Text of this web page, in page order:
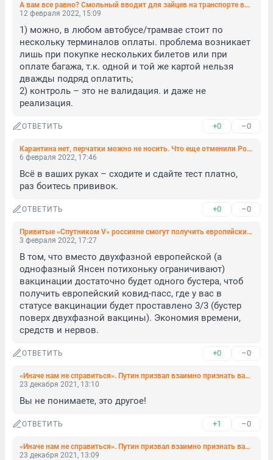
А вам все равно? Смольный вводит для зайцев на транспорте волчьи штрафы
12 февраля 2022, 15:09
1) можно, в любом автобусе/трамвае стоит по
нескольку терминалов оплаты. проблема возникает
лишь при покупке нескольких билетов или при
оплате багажа, т.к. одной и той же картой нельзя
дважды подряд оплатить;
2) контроль – это не валидация. и даже не
реализация.
ОТВЕТИТЬ +0 –0
Карантина нет, перчатки можно не носить. Что еще отменили Роспотребнадзор и Минздрав
6 февраля 2022, 17:46
Всё в ваших руках – сходите и сдайте тест платно,
раз боитесь прививок.
ОТВЕТИТЬ +0 –0
Привитые «Спутником V» россияне смогут получить европейский сертификат о вакцинации после бустера
3 февраля 2022, 17:27
В том, что вместо двухфазной европейской (а
однофазный Янсен потихоньку ограничивают)
вакцинации достаточно будет одного бустера, чтоб
получить европейский ковид-пасс, где у вас в
статусе вакцинации будет проставлено 3/3 (бустер
поверх двухфазной вакцины). Экономия времени,
средств и нервов.
ОТВЕТИТЬ +0 –0
«Иначе нам не справиться». Путин призвал взаимно признать вакцины от коронавируса и распространить их по всему миру
23 декабря 2021, 13:10
Вы не понимаете, это другое!
ОТВЕТИТЬ +1 –0
«Иначе нам не справиться». Путин призвал взаимно признать вакцины от коронавируса и распространить их по всему миру
23 декабря 2021, 13:09